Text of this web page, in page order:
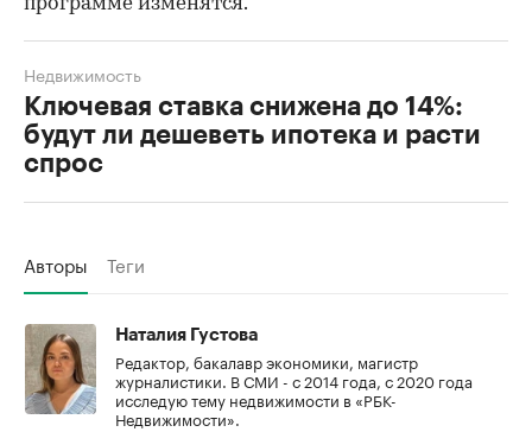
программе изменятся.
Ключевая ставка снижена до 14%:
будут ли дешеветь ипотека и расти
спрос
Недвижимость
Авторы Теги
Наталия Густова
Редактор, бакалавр экономики, магистр
журналистики. В СМИ - с 2014 года, с 2020 года
исследую тему недвижимости в «РБК-
Недвижимости».